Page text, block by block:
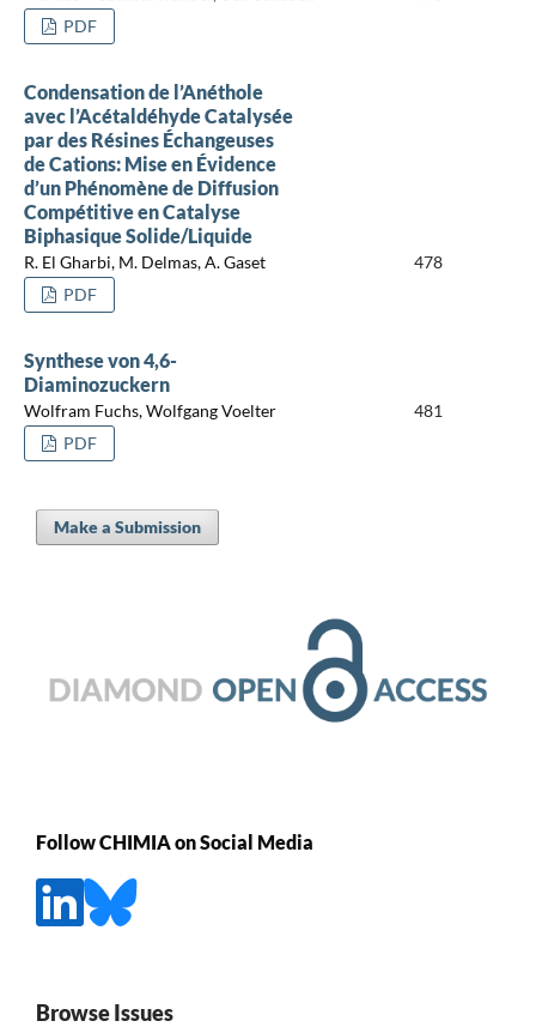
PDF
Condensation de l’Anéthole
avec l’Acétaldéhyde Catalysée
par des Résines Échangeuses
de Cations: Mise en Évidence
d’un Phénomène de Diffusion
Compétitive en Catalyse
Biphasique Solide/Liquide
R. El Gharbi, M. Delmas, A. Gaset
478
PDF
Synthese von 4,6-
Diaminozuckern
Wolfram Fuchs, Wolfgang Voelter
481
PDF
Make a Submission
Follow CHIMIA on Social Media
Browse Issues